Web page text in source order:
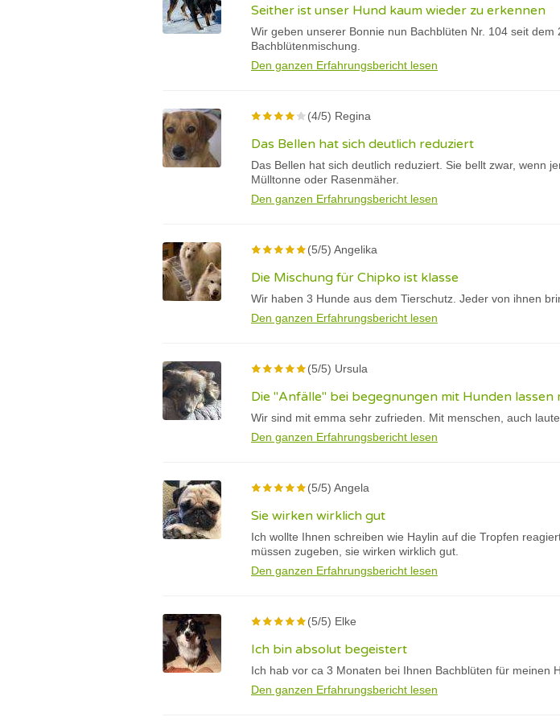
Seither ist unser Hund kaum wieder zu erkennen
Wir geben unserer Bonnie nun Bachblüten Nr. 104 seit
Bachblütenmischung.
Den ganzen Erfahrungsbericht lesen
(4/5) Regina
Das Bellen hat sich deutlich reduziert
Das Bellen hat sich deutlich reduziert. Sie bellt zwar, wenn
Mülltonne oder Rasenmäher.
Den ganzen Erfahrungsbericht lesen
(5/5) Angelika
Die Mischung für Chipko ist klasse
Wir haben 3 Hunde aus dem Tierschutz. Jeder von ihnen
Den ganzen Erfahrungsbericht lesen
(5/5) Ursula
Die "Anfälle" bei begegnungen mit Hunden lassen
Wir sind mit emma sehr zufrieden. Mit menschen, auch
Den ganzen Erfahrungsbericht lesen
(5/5) Angela
Sie wirken wirklich gut
Ich wollte Ihnen schreiben wie Haylin auf die Tropfen
müssen zugeben, sie wirken wirklich gut.
Den ganzen Erfahrungsbericht lesen
(5/5) Elke
Ich bin absolut begeistert
Ich hab vor ca 3 Monaten bei Ihnen Bachblüten für meinen
Den ganzen Erfahrungsbericht lesen